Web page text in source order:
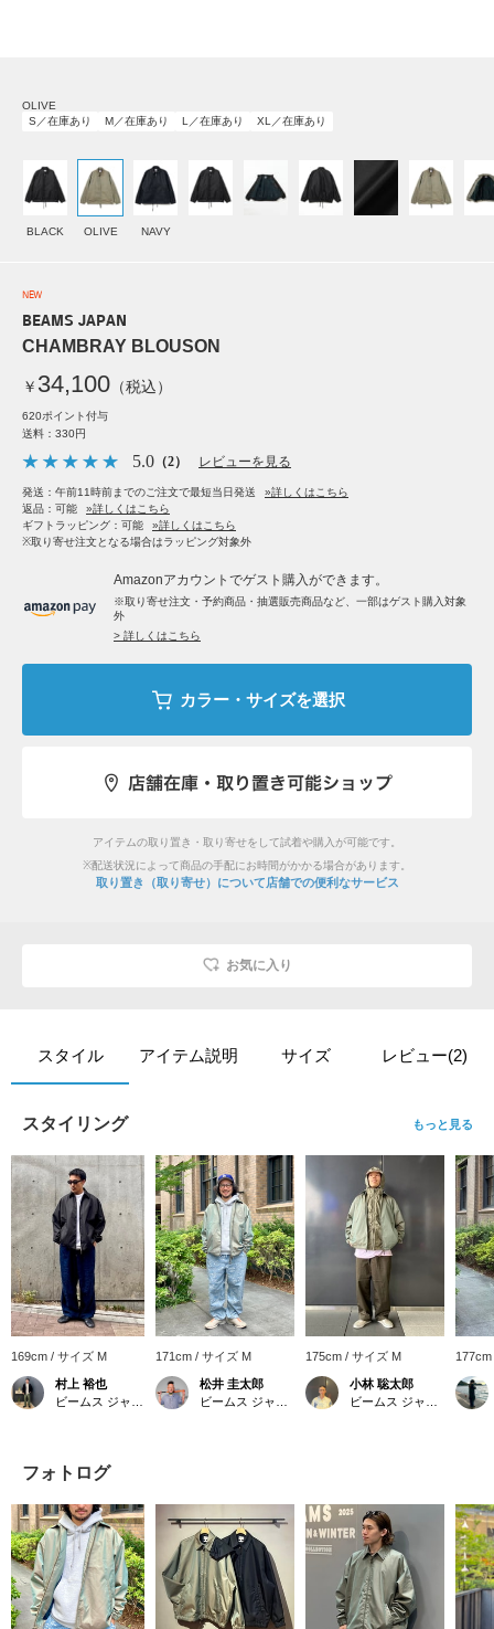
OLIVE
S／在庫あり
M／在庫あり L／在庫あり XL／在庫あり
BLACK OLIVE NAVY
NEW
BEAMS JAPAN
CHAMBRAY BLOUSON
￥ 34,100 （税込）
620ポイント付与
送料：330円
5.0 （2） レビューを見る
発送：午前11時前までのご注文で最短当日発送
»詳しくはこちら
返品：可能
»詳しくはこちら
ギフトラッピング：可能
»詳しくはこちら
※取り寄せ注文となる場合はラッピング対象外
Amazonアカウントでゲスト購入ができます。
※取り寄せ注文・予約商品・抽選販売商品など、一部はゲスト購入対象
外
> 詳しくはこちら
カラー・サイズを選択
アイテムの取り置き・取り寄せをして試着や購入が可能です。
※配送状況によって商品の手配にお時間がかかる場合があります。
取り置き（取り寄せ）について店舗での便利なサービス
お気に入り
スタイル アイテム説明 サイズ レビュー(2)
スタイリング もっと見る
169cm / サイズ M
村上 裕也
171cm / サイズ M
松井 圭太郎
175cm / サイズ M
小林 聡太郎
フォトログ